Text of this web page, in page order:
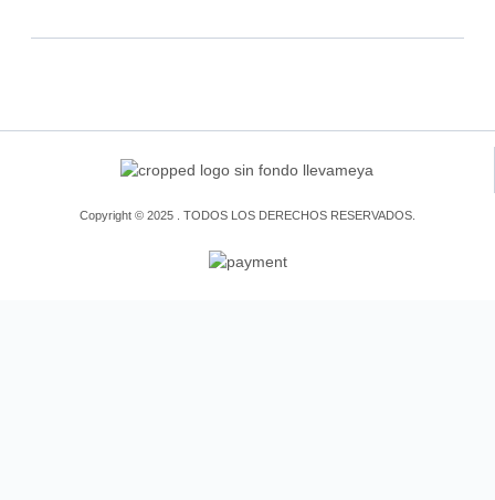
Copyright © 2025 . TODOS LOS DERECHOS RESERVADOS.